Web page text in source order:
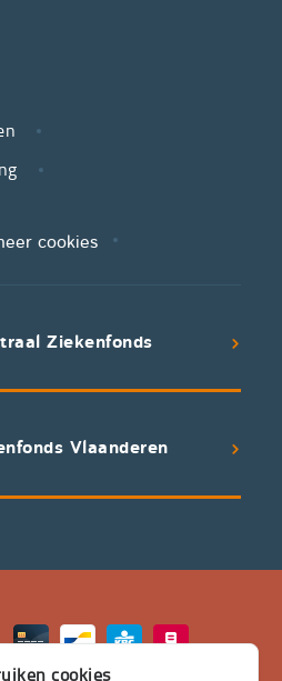
cookies
Ziekenfonds
Vlaanderen
cookies